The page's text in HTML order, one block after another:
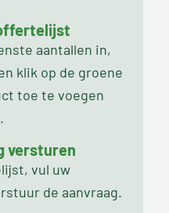
aantallen in,
klik op de groene
toe te voegen
versturen
vul uw
de aanvraag.